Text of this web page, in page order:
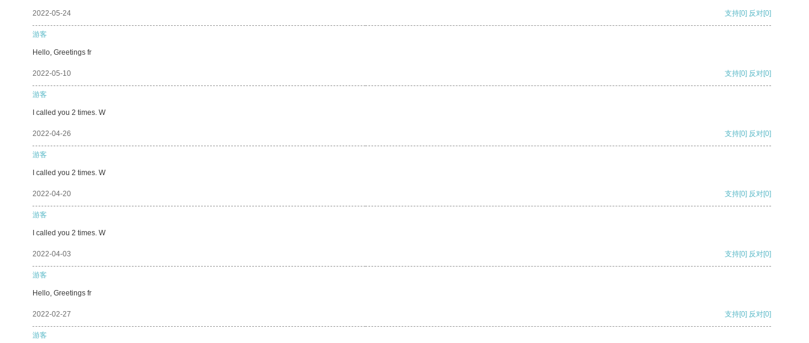
2022-05-24 支持[0] 反对[0]
游客
Hello, Greetings fr
2022-05-10 支持[0] 反对[0]
游客
I called you 2 times. W
2022-04-26 支持[0] 反对[0]
游客
I called you 2 times. W
2022-04-20 支持[0] 反对[0]
游客
I called you 2 times. W
2022-04-03 支持[0] 反对[0]
游客
Hello, Greetings fr
2022-02-27 支持[0] 反对[0]
游客